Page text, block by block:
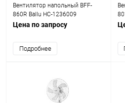
Вентилятор напольный BFF-
860R Ballu НС-1236009
Цена по запросу
Подробнее